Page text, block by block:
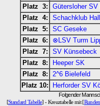
Platz 3:
Gütersloher SV
Platz 4:
Schachklub
Platz 5:
SC Geseke
Platz 6:
⊗LSV Turm
Platz 7:
SV Künsebeck
Platz 8:
Heeper SK
Platz 8:
2^6 Bielefeld
Platz 10:
Herforder SV
Folgender
Standard Tabelle] - Kreuztabelle mit [